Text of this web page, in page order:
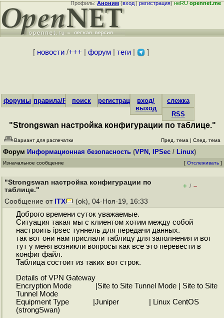
Профиль:Аноним(вход|регистрация)неRUopennet.me
[ новости/+++ форум| теги| ]
форумы правила/FAQпоиск регистрациявход/
выход
слежка
RSS
"Strongswan настройка конфигурации по таблице."
Вариант для распечатки Пред. тема | След. тема
Форум Информационная безопасность (VPN, IPSec / Linux)
Изначальное сообщение [ Отслеживать ]
"Strongswan настройка конфигурации по
таблице."
+ / –
Сообщение от ITX (ok), 04-Ноя-19, 16:33
Доброго времени суток уважаемые.
Ситуация такая мы с клиентом хотим между собой
настроить ipsec туннель для передачи данных.
так вот они нам прислали таблицу для заполнения и вот
тут у меня возникли вопросы как все это перевести в
конфиг файл.
Таблица состоит из таких вот строк.
Details of VPN Gateway
Encryption Mode |Site to Site Tunnel Mode | Site to Site
Tunnel Mode
Equipment Type |Juniper | Linux CentOS
(strongSwan)